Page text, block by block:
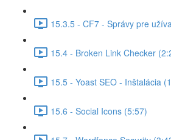
15.3.5 - CF7 - Správy pre
15.4 - Broken Link Checker
15.5 - Yoast SEO - Inštalácia
15.6 - Social Icons (5:57)